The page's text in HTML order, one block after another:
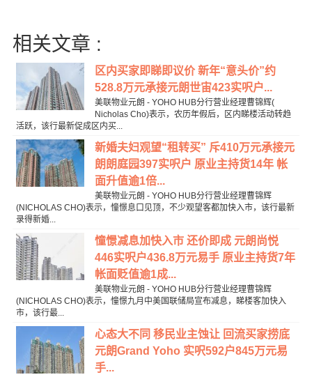
相关文章 :
区内买家即睇即议价 新年“意头价”约
528.8万元承接元朗世宙423实呎户...
美联物业元朗 - YOHO HUB分行营业经理曹锦辉(
Nicholas Cho)表示，农历年假后，区内睇楼活动转趋
活跃，该行最新促成区内买...
新婚夫妇观望“租转买” 斥410万元承接元
朗朗庭园397实呎户 原业主持货14年 帐
面升值逾1倍...
美联物业元朗 - YOHO HUB分行营业经理曹锦辉
(NICHOLAS CHO)表示，憧憬息口见顶，不少观望客都加快入市，该行最新
录得新婚...
憧憬减息加快入市 还价即成 元朗尚悦
446实呎户436.8万元易手 原业主持货7年
帐面贬值逾1成...
美联物业元朗 - YOHO HUB分行营业经理曹锦辉
(NICHOLAS CHO)表示，憧憬九月中美国联储局宣布减息，睇楼客加快入
市，该行最...
心态大不同 移民业主蚀让 回流买家捞底
元朗Grand Yoho 实呎592户845万元易
手...